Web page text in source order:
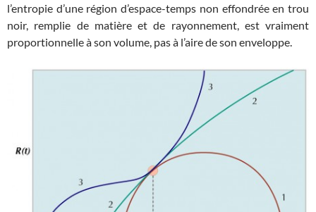
l’entropie d’une région d’espace-temps non effondrée en trou
noir, remplie de matière et de rayonnement, est vraiment
proportionnelle à son volume, pas à l’aire de son enveloppe.